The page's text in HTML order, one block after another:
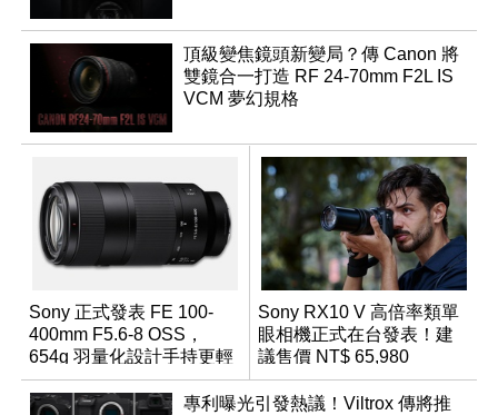
頂級變焦鏡頭新變局？傳 Canon 將
雙鏡合一打造 RF 24-70mm F2L IS
VCM 夢幻規格
Sony 正式發表 FE 100-
400mm F5.6-8 OSS，
654g 羽量化設計手持更輕
鬆
Sony RX10 V 高倍率類單
眼相機正式在台發表！建
議售價 NT$ 65,980
專利曝光引發熱議！Viltrox 傳將推